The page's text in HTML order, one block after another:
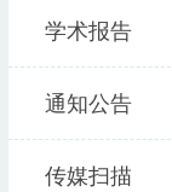
学术报告
通知公告
传媒扫描